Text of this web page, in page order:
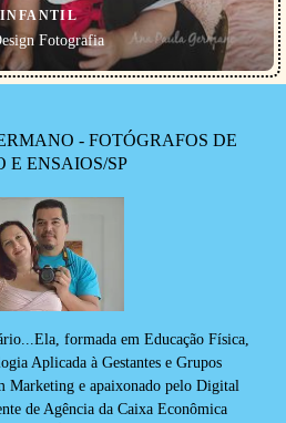
INFANTIL
Fotografia
- FOTÓGRAFOS DE
E ENSAIOS/SP
formada em Educação Física,
Aplicada à Gestantes e Grupos
Marketing e apaixonado pelo Digital
de Agência da Caixa Econômica